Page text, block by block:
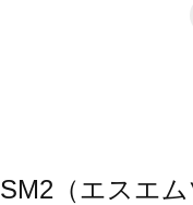
SM2（エスエ